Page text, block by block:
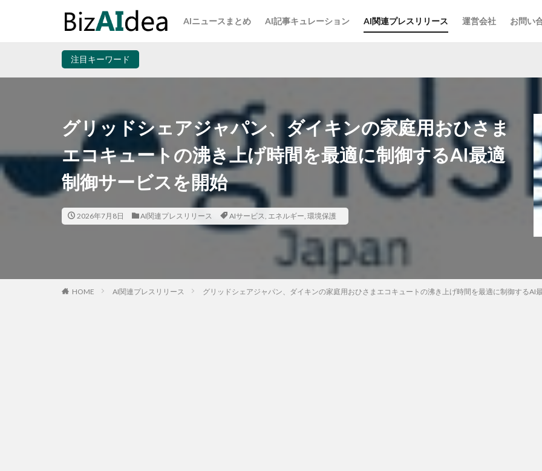
AIニュースまとめ AI記事キュレーション AI関連プレスリリース 運営会社 お問い
注目キーワード
グリッドシェアジャパン、ダイキンの家庭用おひさま
エコキュートの沸き上げ時間を最適に制御するAI最適
制御サービスを開始
2026年7月8日 AI関連プレスリリース AIサービス, エネルギー, 環境保護
HOME AI関連プレスリリース グリッドシェアジャパン、ダイキンの家庭用おひさまエコキュートの沸き上げ時間を最適に制御するAI